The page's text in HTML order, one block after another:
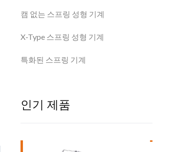
캠 없는 스프링 성형 기계
X-Type 스프링 성형 기계
특화된 스프링 기계
인기 제품